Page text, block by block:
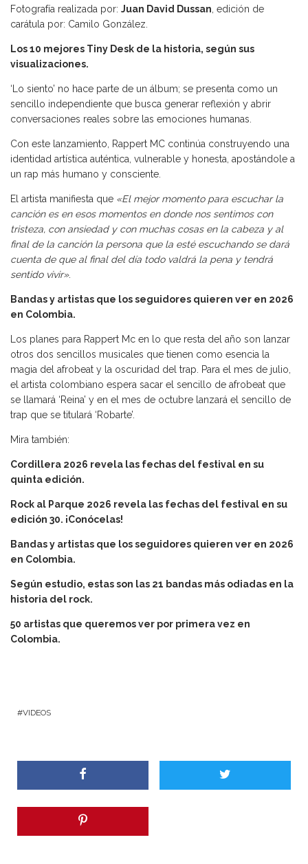
Fotografía realizada por: Juan David Dussan , edición de
carátula por: Camilo González.
Los 10 mejores Tiny Desk de la historia, según sus
visualizaciones.
‘Lo siento’ no hace parte de un álbum; se presenta como un
sencillo independiente que busca generar reflexión y abrir
conversaciones reales sobre las emociones humanas.
Con este lanzamiento, Rappert MC continúa construyendo una
identidad artística auténtica, vulnerable y honesta, apostándole a
un rap más humano y consciente.
El artista manifiesta que «El mejor momento para escuchar la
canción es en esos momentos en donde nos sentimos con
tristeza, con ansiedad y con muchas cosas en la cabeza y al
final de la canción la persona que la esté escuchando se dará
cuenta de que al final del día todo valdrá la pena y tendrá
sentido vivir».
Bandas y artistas que los seguidores quieren ver en 2026
en Colombia.
Los planes para Rappert Mc en lo que resta del año son lanzar
otros dos sencillos musicales que tienen como esencia la
magia del afrobeat y la oscuridad del trap. Para el mes de julio,
el artista colombiano espera sacar el sencillo de afrobeat que
se llamará ‘Reina’ y en el mes de octubre lanzará el sencillo de
trap que se titulará ‘Robarte’.
Mira también:
Cordillera 2026 revela las fechas del festival en su
quinta edición.
Rock al Parque 2026 revela las fechas del festival en su
edición 30. ¡Conócelas!
Bandas y artistas que los seguidores quieren ver en 2026
en Colombia.
Según estudio, estas son las 21 bandas más odiadas en la
historia del rock.
50 artistas que queremos ver por primera vez en
Colombia.
VIDEOS